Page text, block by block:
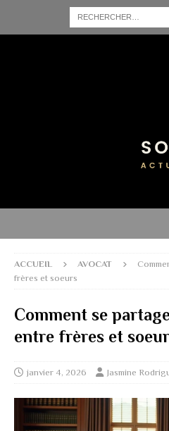
ACCUEIL AVOCAT
frères et soeurs
Comment se
entre frères et
janvier 4, 2026 Jasmine